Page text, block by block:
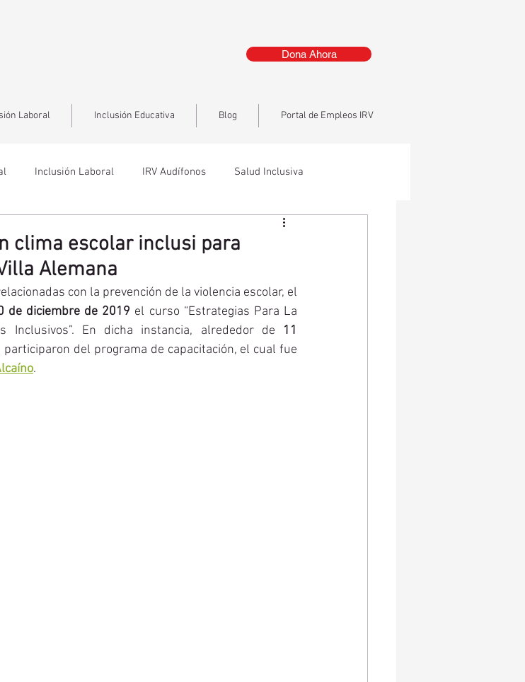
Dona Ahora
Laboral Inclusión Educativa Blog Portal de Empleos IRV
Inclusión Laboral IRV Audífonos Salud Inclusiva
clima escolar inclusi para
Alemana
con la prevención de la violencia escolar, el
de diciembre de 2019 el curso “Estrategias Para La
Inclusivos”. En dicha instancia, alrededor de 11
participaron del programa de capacitación, el cual fue
.